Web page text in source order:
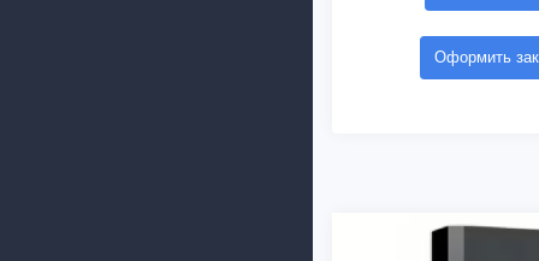
Оформить